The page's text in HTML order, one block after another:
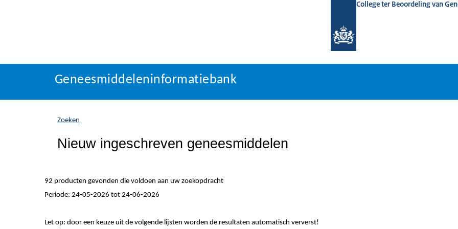
College ter Beoordeling van
Geneesmiddeleninformatiebank
U
zich
hier:
Geneesmiddeleninformatiebank
Zoeken
Nieuw ingeschreven geneesmiddelen
92 producten gevonden die voldoen aan uw zoekopdracht
Periode: 24-05-2026 tot 24-06-2026
Let op: door een keuze uit de volgende lijsten worden de resultaten automatisch ververst!